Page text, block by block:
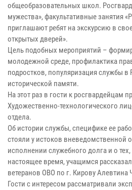
общеобразовательных школ.
мужества», факультативные занятия
приглашают ребят на экскурсию в
открытых дверей».
Цель подобных мероприятий –
молодежной среде, профилактика
подростков, популяризация службы в
исторической памяти.
На этот раз в гости к росгвардейцам
Художественно-технологического
отдела.
Об истории службы, специфике ее
стояли у истоков вневедомственной
исполнении служебного долга и о тех,
настоящее время, учащимся
ветеранов ОВО по г. Кирову Алевтина
Гости с интересом рассматривали